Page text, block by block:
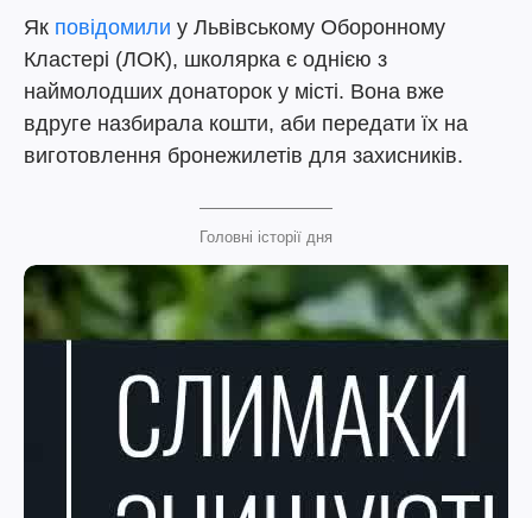
Як повідомили у Львівському Оборонному
Кластері (ЛОК), школярка є однією з
наймолодших донаторок у місті. Вона вже
вдруге назбирала кошти, аби передати їх на
виготовлення бронежилетів для захисників.
Головні історії дня